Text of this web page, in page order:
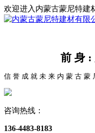
欢迎进入内蒙古蒙尼特建
前 身 :
信 誉 成 就 未 来 内 蒙 古 蒙
咨询热线：
136-4483-8183